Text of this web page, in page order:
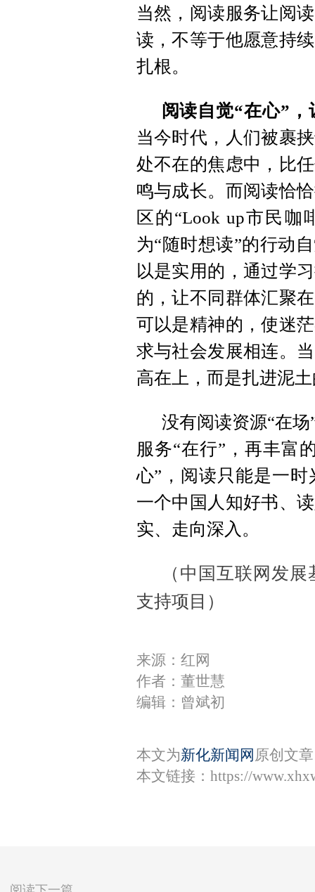
当然，阅读服务让阅
读，不等于他愿意持
扎根。
阅读自觉“在心”
当今时代，人们被裹
处不在的焦虑中，比
鸣与成长。而阅读恰
区的“Look up市民
为“随时想读”的行动
以是实用的，通过学
的，让不同群体汇聚
可以是精神的，使迷
求与社会发展相连。
高在上，而是扎进泥
没有阅读资源“在
服务“在行”，再丰富
心”，阅读只能是一
一个中国人知好书、
实、走向深入。
（中国互联网发
支持项目）
来源：红网
作者：董世慧
编辑：曾斌初
本文为新化新闻网 原创文
本文链接： https://